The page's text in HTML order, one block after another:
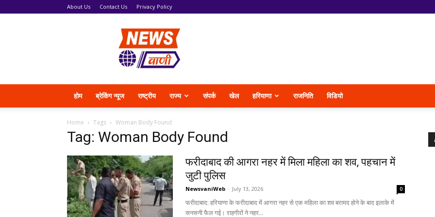
About Us Contact Us Privacy Policy
News
Vani
होम ब्रेकिंग न्यूज राष्ट्रीय राज्य संपर्क खेल हरियाणा राजनिति विडियो
Home Tags Woman Body Found
Tag: Woman Body Found
फरीदाबाद की आगरा नहर में मिला महिला का शव, पहचान में
जुटी पुलिस
NewsvaniWeb - July 13, 2026 0
फरीदाबाद: हरियाणा के फरीदाबाद में आगरा नहर से एक महिला का शव बरामद होने के बाद इलाके में
सनसनी फैल गई। राहगीरों ने नहर...